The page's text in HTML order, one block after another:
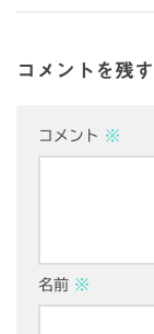
コメントを残す
コメント ※
名前 ※